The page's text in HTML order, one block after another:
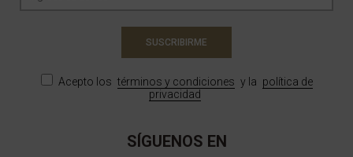
SUSCRIBIRME
Acepto los términos y condiciones y la política de
privacidad
SÍGUENOS EN